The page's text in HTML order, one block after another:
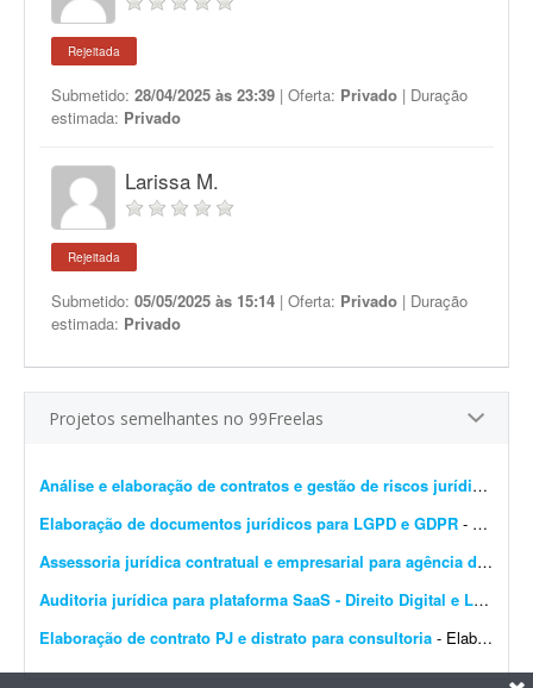
Rejeitada
Submetido: 28/04/2025 às 23:39 | Oferta: Privado | Duração
estimada: Privado
Larissa M.
Rejeitada
Submetido: 05/05/2025 às 15:14 | Oferta: Privado | Duração
estimada: Privado
Projetos semelhantes no 99Freelas
Análise e elaboração de contratos e gestão de riscos jurídicos
Elaboração de documentos jurídicos para LGPD e GDPR - Olá! Estou procurando um(a) advogado(a) com experiência comprovada em LGPD, GDPR, Direito Digital e Proteção de Dados para elaborar e revisar toda a documentaç&at...
Assessoria jurídica contratual e empresarial para agência de marketing
Auditoria jurídica para plataforma SaaS - Direito Digital e LGPD
Elaboração de contrato PJ e distrato para consultoria - Elaboração de contrato PJ para consultores de recrutamento e seleção (R&S) que conduzirão processos seletivos, além do respectivo distrato. O contrato...